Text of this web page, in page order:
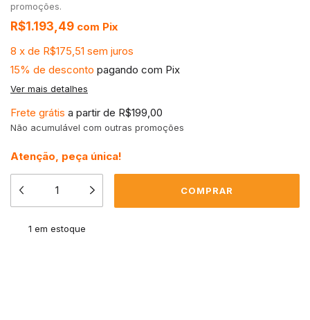
promoções.
R$1.193,49 com Pix
8 x de R$175,51 sem juros
15% de desconto pagando com Pix
Ver mais detalhes
Frete grátis a partir de R$199,00
Não acumulável com outras promoções
Atenção, peça única!
1 em estoque